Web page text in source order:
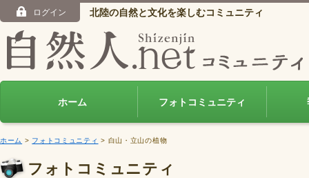
ログイン 北陸の自然と文化を楽しむコミュニティ
ホーム フォトコミュニティ
ホーム > フォトコミュニティ > 白山・立山の植物
フォトコミュニティ